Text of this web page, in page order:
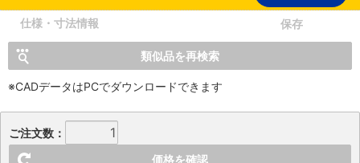
仕様・寸法情報 保存
類似品を再検索
※CADデータはPCでダウンロードできます
ご注文数：
価格を確認